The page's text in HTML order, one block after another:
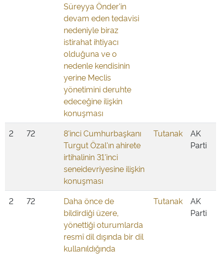
Süreyya Önder'in
devam eden tedavisi
nedeniyle biraz
istirahat ihtiyacı
olduğuna ve o
nedenle kendisinin
yerine Meclis
yönetimini deruhte
edeceğine ilişkin
konuşması
2 72
8'inci Cumhurbaşkanı
Turgut Özal'ın ahirete
irtihalinin 31'inci
seneidevriyesine ilişkin
konuşması
Tutanak
AK
Parti
2 72
Daha önce de
bildirdiği üzere,
yönettiği oturumlarda
resmî dil dışında bir dil
kullanıldığında
Tutanak
AK
Parti